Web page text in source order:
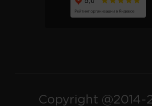
Copyright @2014-